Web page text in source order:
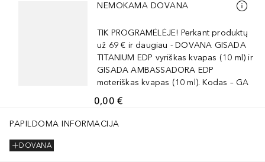
NEMOKAMA DOVANA
TIK PROGRAMĖLĖJE! Perkant produktų
už 69 € ir daugiau - DOVANA GISADA
TITANIUM EDP vyriškas kvapas (10 ml) ir
GISADA AMBASSADORA EDP
moteriškas kvapas (10 ml). Kodas – GA
0,00 €
PAPILDOMA INFORMACIJA
DOVANA